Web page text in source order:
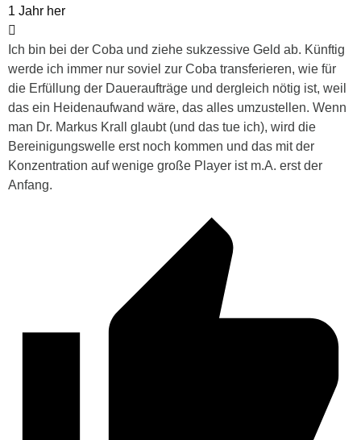
1 Jahr her
Ich bin bei der Coba und ziehe sukzessive Geld ab. Künftig
werde ich immer nur soviel zur Coba transferieren, wie für
die Erfüllung der Daueraufträge und dergleich nötig ist, weil
das ein Heidenaufwand wäre, das alles umzustellen. Wenn
man Dr. Markus Krall glaubt (und das tue ich), wird die
Bereinigungswelle erst noch kommen und das mit der
Konzentration auf wenige große Player ist m.A. erst der
Anfang.